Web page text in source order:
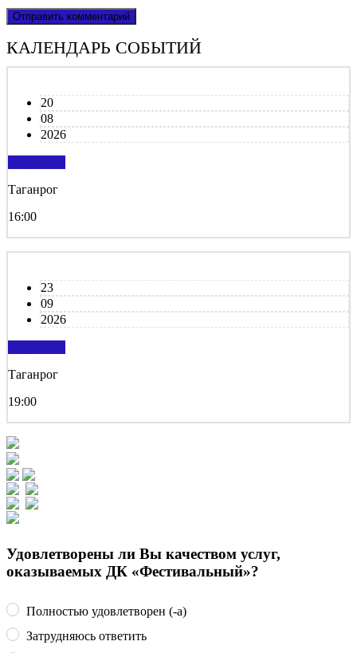
КАЛЕНДАРЬ СОБЫТИЙ
20
08
2026
Таганрог
16:00
23
09
2026
Таганрог
19:00
Удовлетворены ли Вы качеством услуг,
оказываемых ДК «Фестивальный»?
Полностью удовлетворен (-а)
Затрудняюсь ответить